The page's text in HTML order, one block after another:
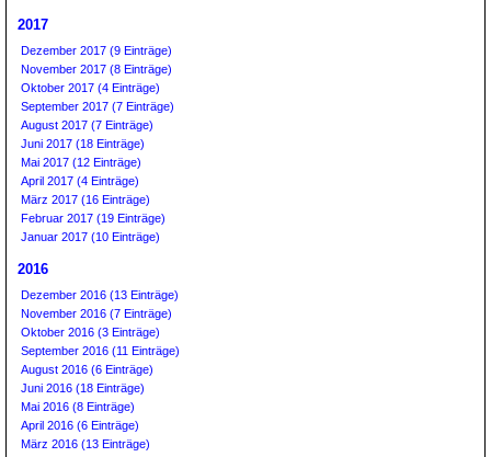
2017
Dezember 2017 (9 Einträge)
November 2017 (8 Einträge)
Oktober 2017 (4 Einträge)
September 2017 (7 Einträge)
August 2017 (7 Einträge)
Juni 2017 (18 Einträge)
Mai 2017 (12 Einträge)
April 2017 (4 Einträge)
März 2017 (16 Einträge)
Februar 2017 (19 Einträge)
Januar 2017 (10 Einträge)
2016
Dezember 2016 (13 Einträge)
November 2016 (7 Einträge)
Oktober 2016 (3 Einträge)
September 2016 (11 Einträge)
August 2016 (6 Einträge)
Juni 2016 (18 Einträge)
Mai 2016 (8 Einträge)
April 2016 (6 Einträge)
März 2016 (13 Einträge)